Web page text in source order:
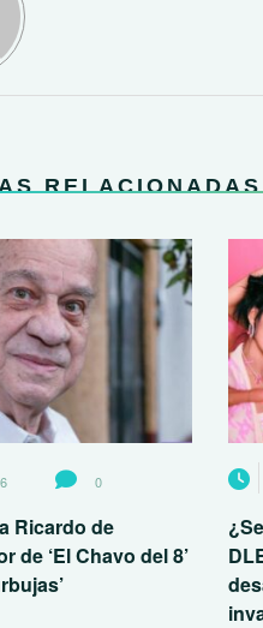
RELACIONADAS
0
Ricardo de
de ‘El Chavo del 8’